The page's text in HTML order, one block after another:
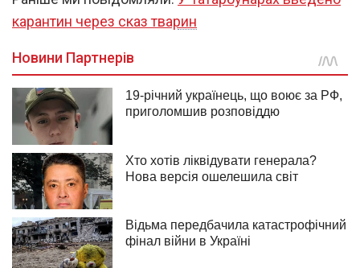
карантин через сказ тварин